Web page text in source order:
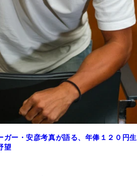
ガー・安彦考真が語る、年俸１２０円生
望